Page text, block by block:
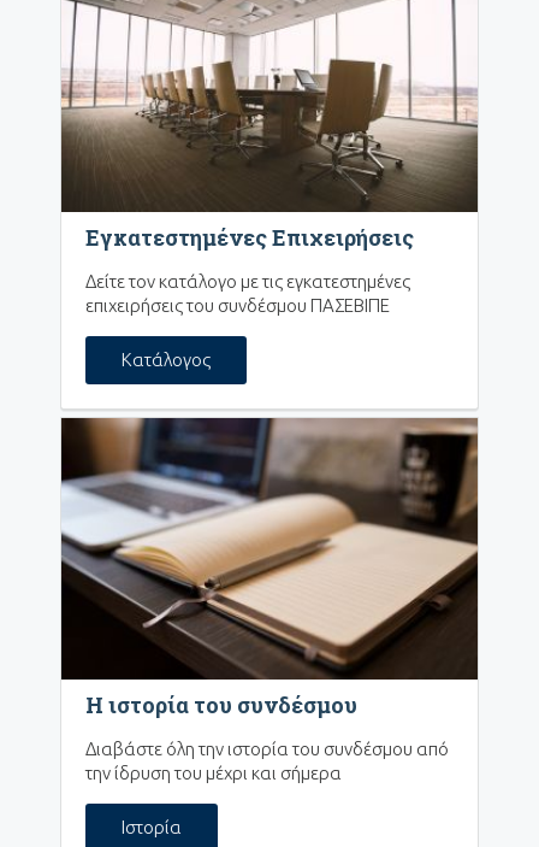
Εγκατεστημένες Επιχειρήσεις
Δείτε τον κατάλογο με τις εγκατεστημένες
επιχειρήσεις του συνδέσμου ΠΑΣΕΒΙΠΕ
Κατάλογος
Η ιστορία του συνδέσμου
Διαβάστε όλη την ιστορία του συνδέσμου από
την ίδρυση του μέχρι και σήμερα
Ιστορία